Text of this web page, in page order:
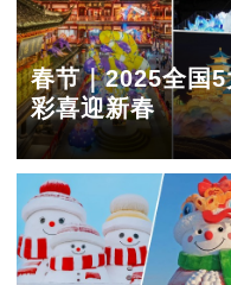
春节｜2025全国
彩喜迎新春